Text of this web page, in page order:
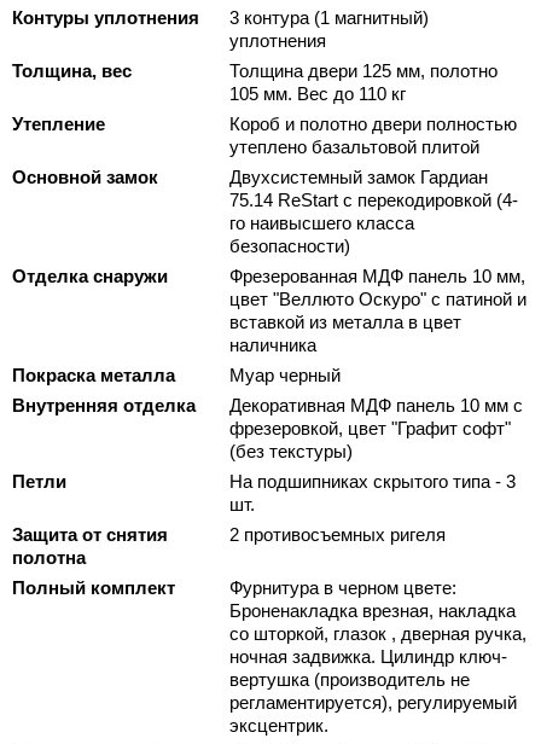
Контуры уплотнения
3 контура (1 магнитный)
уплотнения
Толщина, вес
Толщина двери 125 мм, полотно
105 мм. Вес до 110 кг
Утепление
Короб и полотно двери полностью
утеплено базальтовой плитой
Основной замок
Двухсистемный замок Гардиан
75.14 ReStart с перекодировкой (4-
го наивысшего класса
безопасности)
Отделка снаружи
Фрезерованная МДФ панель 10 мм,
цвет "Веллюто Оскуро" с патиной и
вставкой из металла в цвет
наличника
Покраска металла
Муар черный
Внутренняя отделка
Декоративная МДФ панель 10 мм с
фрезеровкой, цвет "Графит софт"
(без текстуры)
Петли
На подшипниках скрытого типа - 3
шт.
Защита от снятия
полотна
2 противосъемных ригеля
Полный комплект
Фурнитура в черном цвете:
Броненакладка врезная, накладка
со шторкой, глазок , дверная ручка,
ночная задвижка. Цилиндр ключ-
вертушка (производитель не
регламентируется), регулируемый
эксцентрик.